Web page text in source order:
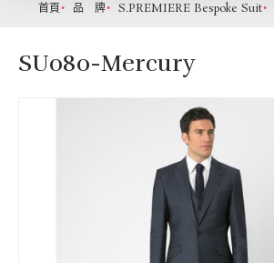
首頁 品 牌 S.PREMIERE Bespoke Suit
SU080-Mercury